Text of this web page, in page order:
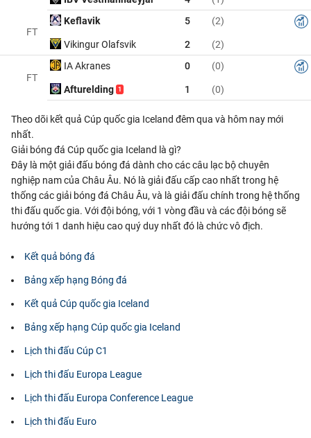
FT
Keflavik 5 (2)
Vikingur Olafsvik 2 (2)
FT
IA Akranes 0 (0)
Afturelding 1 1 (0)
Theo dõi kết quả Cúp quốc gia Iceland đêm qua và hôm nay mới
nhất.
Giải bóng đá Cúp quốc gia Iceland là gì?
Đây là một giải đấu bóng đá dành cho các câu lạc bộ chuyên
nghiệp nam của Châu Âu. Nó là giải đấu cấp cao nhất trong hệ
thống các giải bóng đá Châu Âu, và là giải đấu chính trong hệ thống
thi đấu quốc gia. Với đội bóng, với 1 vòng đầu và các đội bóng sẽ
hướng tới 1 danh hiệu cao quý duy nhất đó là chức vô địch.
Kết quả bóng đá
Bảng xếp hạng Bóng đá
Kết quả Cúp quốc gia Iceland
Bảng xếp hạng Cúp quốc gia Iceland
Lịch thi đấu Cúp C1
Lịch thi đấu Europa League
Lịch thi đấu Europa Conference League
Lịch thi đấu Euro